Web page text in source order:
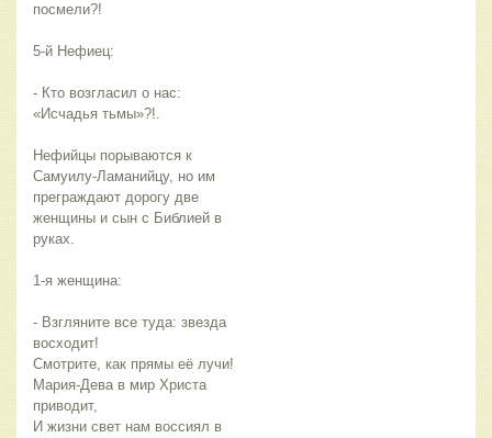
посмели?!
5-й Нефиец:
- Кто возгласил о нас:
«Исчадья тьмы»?!.
Нефийцы порываются к
Самуилу-Ламанийцу, но им
преграждают дорогу две
женщины и сын с Библией в
руках.
1-я женщина:
- Взгляните все туда: звезда
восходит!
Смотрите, как прямы её лучи!
Мария-Дева в мир Христа
приводит,
И жизни свет нам воссиял в